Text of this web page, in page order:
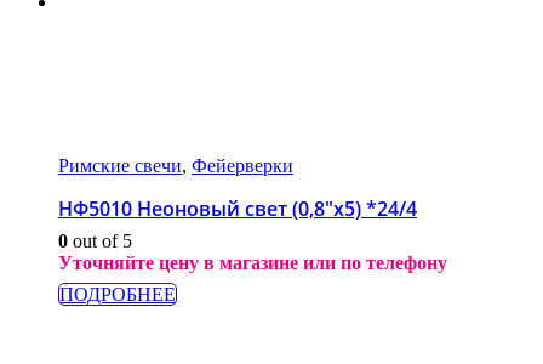
Римские свечи, Фейерверки
НФ5010 Неоновый свет (0,8″x5) *24/4
0 out of 5
Уточняйте цену в магазине или по телефону
ПОДРОБНЕЕ